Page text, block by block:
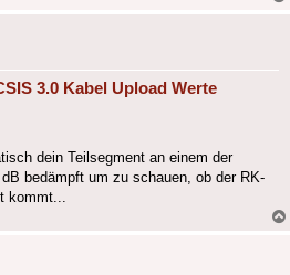
3.0 Kabel Upload Werte
dein Teilsegment an einem der
bedämpft um zu schauen, ob der RK-
kommt...